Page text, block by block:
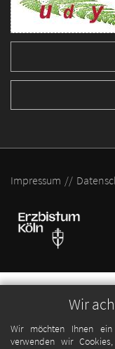
Wir
Wir möchten Ihnen ein
verwenden wir
Impressum